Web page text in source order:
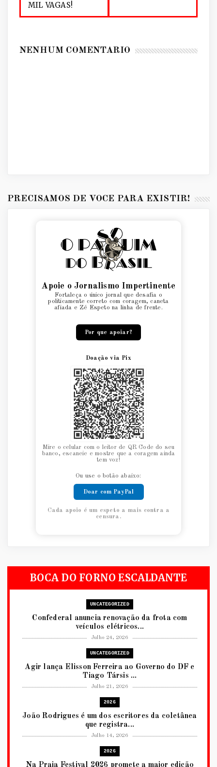
MIL VAGAS!
NENHUM COMENTÁRIO
PRECISAMOS DE VOCÊ PARA EXISTIR!
Apoie o Jornalismo Impertinente
Fortaleça o único jornal que desafia o
politicamente correto com coragem, caneta
afiada e Zé Espeto na linha de frente.
Por que apoiar?
Doação via Pix
Mire o celular com o leitor de QR Code do seu
banco, escaneie e mostre que a coragem ainda
tem voz!
Ou use o botão abaixo:
Doar com PayPal
Cada apoio é um espeto a mais contra a
censura.
BOCA DO FORNO ESCALDANTE
UNCATEGORIZED
Confederal anuncia renovação da frota com
veículos elétricos...
Julho 24, 2026
UNCATEGORIZED
Agir lança Elisson Ferreira ao Governo do DF e
Tiago Társis ...
Julho 21, 2026
2026
João Rodrigues é um dos escritores da coletânea
que registra...
Julho 14, 2026
2026
Na Praia Festival 2026 promete a maior edição